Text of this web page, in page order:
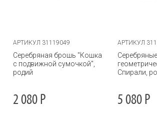
АРТИКУЛ 31119049
Серебряная брошь "Кошка
с подвижной сумочкой",
родий
2 080 Р
АРТИКУЛ
Серебряные
Спирали,
5 080 Р